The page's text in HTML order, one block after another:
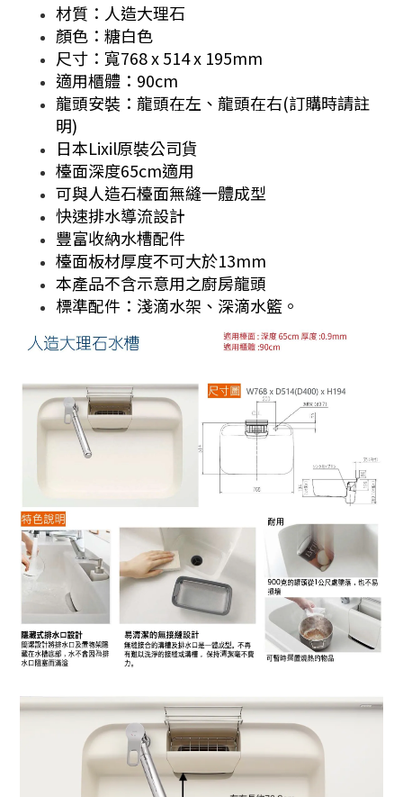
材質：人造大理石
顏色：糖白色
尺寸：寬768 x 514 x 195mm
適用櫃體：90cm
龍頭安裝：龍頭在左、龍頭在右(訂購時請註
明)
日本Lixil原裝公司貨
檯面深度65cm適用
可與人造石檯面無縫一體成型
快速排水導流設計
豐富收納水槽配件
檯面板材厚度不可大於13mm
本產品不含示意用之廚房龍頭
標準配件：淺滴水架、深滴水籃。